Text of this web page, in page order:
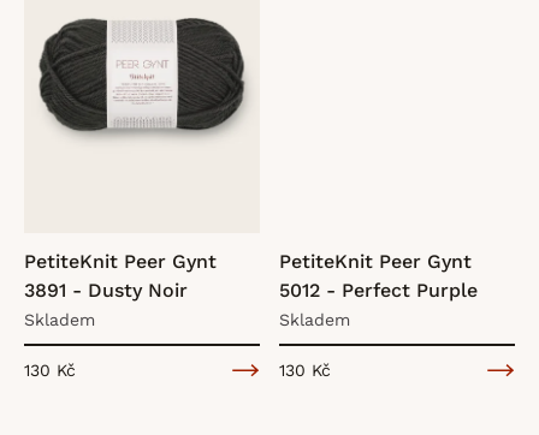
d
u
k
t
ů
PetiteKnit Peer Gynt
3891 - Dusty Noir
Skladem
130 Kč
PetiteKnit Peer Gynt
5012 - Perfect Purple
Skladem
130 Kč